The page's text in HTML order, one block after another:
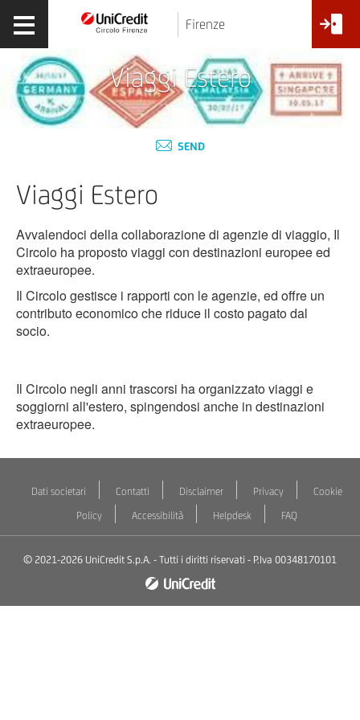
Firenze
Viaggi Estero
SEND
Viaggi Estero
Avvalendoci della collaborazione di agenzie di viaggio, Il
Circolo ha proposto viaggi con destinazioni europee ed
extraeuropee.
Il Circolo gestisce i rapporti con le agenzie, ed offre un
contributo economico che riduce il costo pagato dal
socio.
Il Circolo negli anni trascorsi ha organizzato viaggi e
soggiorni all'estero, spingendosi anche in destinazioni
extraeuropee.
Dati societari Contatti Disclaimer Privacy
Cookie
Policy
Accessibilità Helpdesk FAQ
© 2021-2026 UniCredit S.p.A. - Tutti i diritti riservati - P.Iva 00348170101